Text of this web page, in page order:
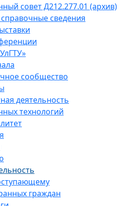
совет Д212.277.01 (архив)
сведения
сообщество
деятельность
технологий
граждан